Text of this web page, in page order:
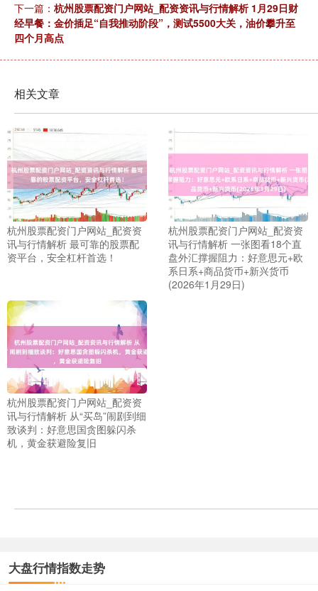
下一篇： 杭州股票配资门户网站_配资资讯与行情解析 1月29日财
经早餐：金价插足“自我推动阶段”，测试5500大关，油价攀升至
四个月高点
相关文章
杭州股票配资门户网站_配资资
讯与行情解析 最可靠的股票配
资平台，安全杠杆首选！
杭州股票配资门户网站_配资资
讯与行情解析 一张图看18个直
盘外汇撑握阻力：好意思元+欧
系日系+商品货币+新兴货币
(2026年1月29日)
杭州股票配资门户网站_配资资
讯与行情解析 从“买岛”闹剧到细
致谈判：好意思国贪图躲闪杀
机，黄金获避险复旧
大盘行情指数走势